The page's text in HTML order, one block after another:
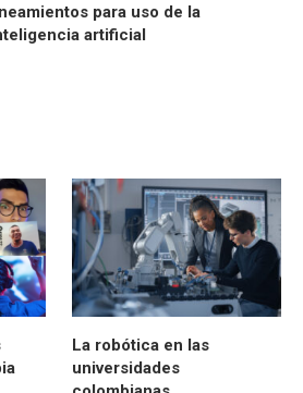
para uso de la
artificial
La robótica en las
universidades